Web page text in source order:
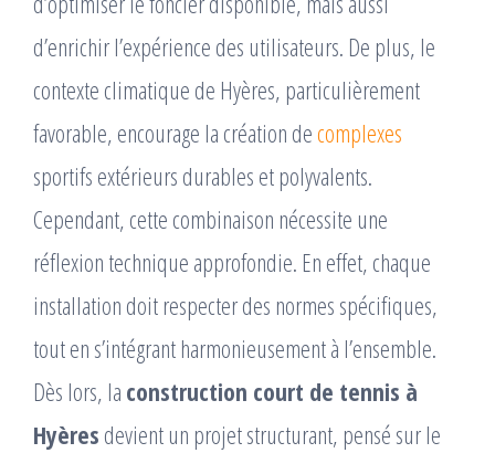
d’enrichir l’expérience des utilisateurs. De plus, le
contexte climatique de Hyères, particulièrement
favorable, encourage la création decomplexes
sportifs extérieurs durables et polyvalents.
Cependant, cette combinaison nécessite une
réflexion technique approfondie. En effet, chaque
installation doit respecter des normes spécifiques,
tout en s’intégrant harmonieusement à l’ensemble.
Dès lors, la construction court de tennis à
Hyères devient un projet structurant, pensé sur le